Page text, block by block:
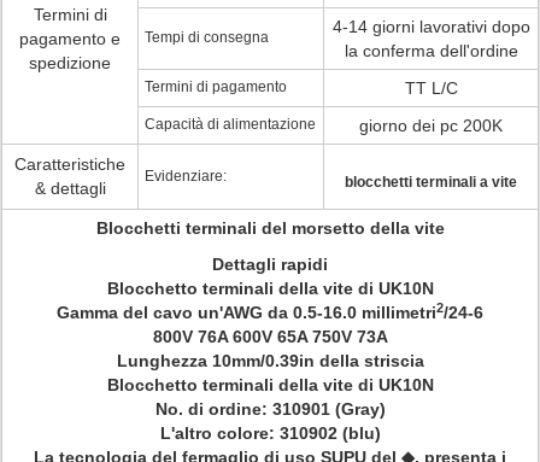
Termini di
pagamento e
spedizione
Tempi di consegna
4-14 giorni lavorativi dopo
la conferma dell'ordine
Termini di pagamento TT L/C
Capacità di alimentazione
giorno dei pc 200K
Caratteristiche
& dettagli
Evidenziare: blocchetti terminali a vite
Blocchetti terminali del morsetto della vite
Dettagli rapidi
Blocchetto terminali della vite di UK10N
Gamma del cavo un'AWG da 0.5-16.0 millimetri2/24-6
800V76A600V65A750V73A
Lunghezza10mm/0.39in della striscia
Blocchetto terminali della vite di UK10N
No. di ordine: 310901 (Gray)
L'altro colore: 310902 (blu)
La tecnologia del fermaglio di uso SUPU del ◆, presenta i